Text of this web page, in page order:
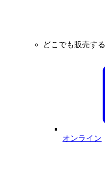
どこでも販売する
オンライン